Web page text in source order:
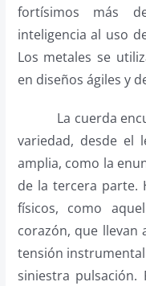
fortísimos más
inteligencia al uso
Los metales se
en diseños ágiles y
La cuerda
variedad, desde el
amplia, como la
de la tercera parte.
físicos, como
corazón, que llevan
tensión
siniestra pulsación.